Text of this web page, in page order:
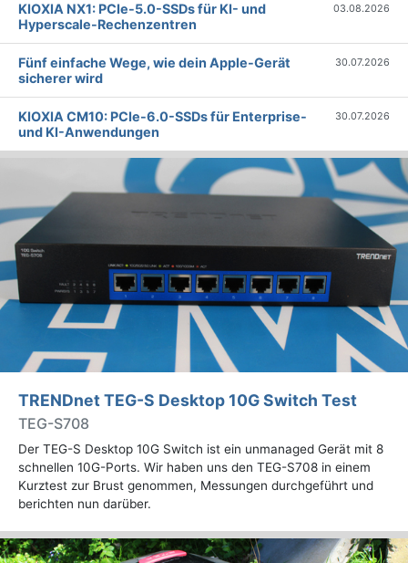
KIOXIA NX1: PCIe-5.0-SSDs für KI- und
Hyperscale-Rechenzentren
03.08.2026
Fünf einfache Wege, wie dein Apple-Gerät
sicherer wird
30.07.2026
KIOXIA CM10: PCIe-6.0-SSDs für Enterprise-
und KI-Anwendungen
30.07.2026
TRENDnet TEG-S Desktop 10G Switch Test
TEG-S708
Der TEG-S Desktop 10G Switch ist ein unmanaged Gerät mit 8
schnellen 10G-Ports. Wir haben uns den TEG-S708 in einem
Kurztest zur Brust genommen, Messungen durchgeführt und
berichten nun darüber.